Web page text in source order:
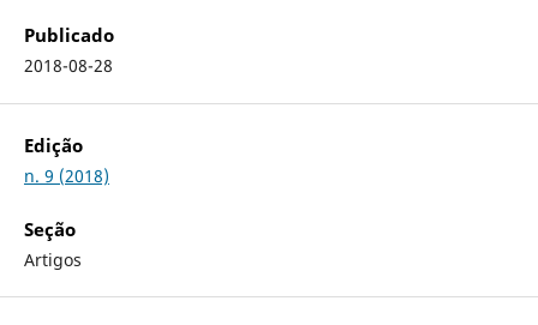
Publicado
2018-08-28
Edição
n. 9 (2018)
Seção
Artigos